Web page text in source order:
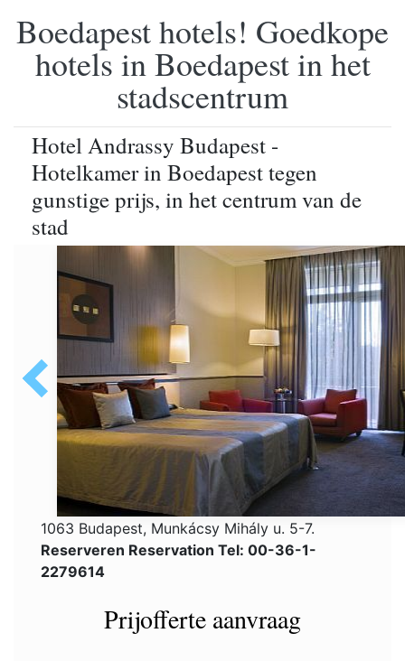
Boedapest hotels! Goedkope
hotels in Boedapest in het
stadscentrum
Hotel Andrassy Budapest -
Hotelkamer in Boedapest tegen
gunstige prijs, in het centrum van de
stad
1063 Budapest, Munkácsy Mihály u. 5-7.
Reserveren Reservation Tel: 00-36-1-
2279614
Prijofferte aanvraag